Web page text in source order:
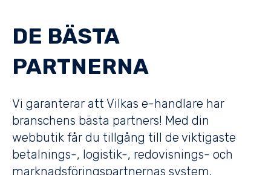
DE BÄSTA
PARTNERNA
Vi garanterar att Vilkas e-handlare har
branschens bästa partners! Med din
webbutik får du tillgång till de viktigaste
betalnings-, logistik-, redovisnings- och
marknadsföringspartnernas system.